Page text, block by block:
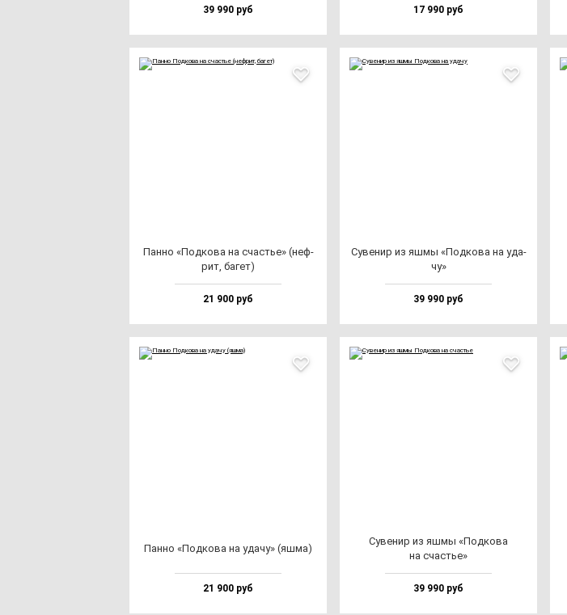
39 990 руб 17 990 руб
Пан­но «Под­ко­ва на счастье» (неф­
рит, ба­гет)
21 900 руб
Суве­нир из яш­мы «Под­ко­ва на уда­
чу»
39 990 руб
Пан­но «Под­ко­ва на уда­чу» (яш­ма)
21 900 руб
Суве­нир из яш­мы «Под­ко­ва
на счастье»
39 990 руб